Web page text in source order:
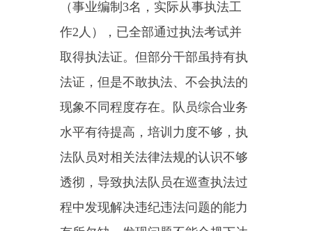
在普法力度大于执法力度的现象。
四、下一步计划
2023年下半年，乌恰县文旅局
文化市场综合执法队将继续坚持以
习近平新时代中国特色社会主义思
想为指导，深入学习宣传党的二十
大精神，深入贯彻落实依法治疆方
略，以《自治区文化和旅游厅关于
印发2023年文化市场综合执法工作